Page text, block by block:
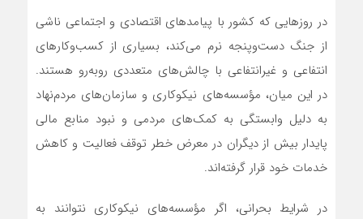
در روزهایی که کشور با پیامدهای اقتصادی و اجتماعی ناشی
از جنگ دست‌و‌پنجه نرم می‌کند، بسیاری از کسب‌وکارهای
انتفاعی و غیرانتفاعی با چالش‌های متعددی روبه‌رو هستند.
در این میان، مؤسسه‌های نیکوکاری و سازمان‌های مردم‌نهاد
به دلیل وابستگی به کمک‌های مردمی و نبود منابع مالی
پایدار بیش از دیگران در معرض خطر توقف فعالیت و کاهش
خدمات خود قرار گرفته‌اند.
در شرایط بحرانی، اگر مؤسسه‌های نیکوکاری نتوانند به